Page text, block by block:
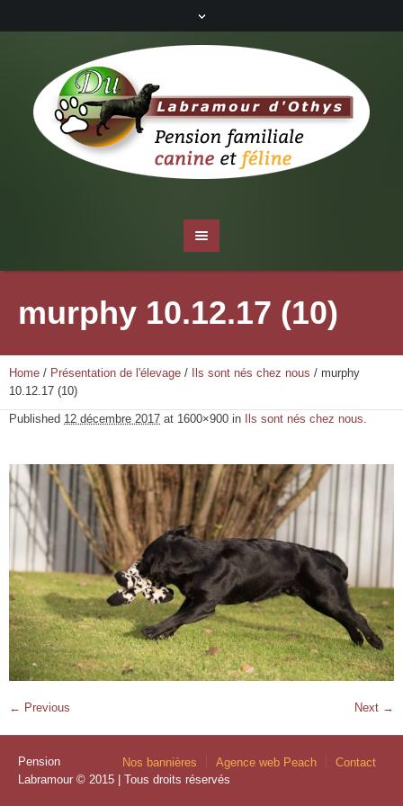
murphy 10.12.17 (10)
Home / Présentation de l'élevage / Ils sont nés chez nous / murphy
10.12.17 (10)
Published 12 décembre 2017 at 1600×900 in Ils sont nés chez nous.
← Previous Next →
Nos bannières Agence web Peach Contact
Pension
Labramour © 2015 | Tous droits réservés